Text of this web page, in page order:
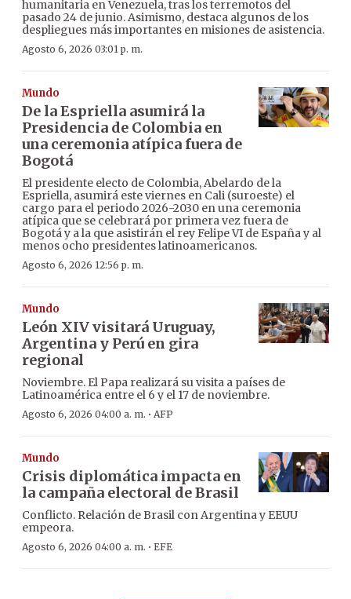
humanitaria en Venezuela, tras los terremotos del
pasado 24 de junio. Asimismo, destaca algunos de los
despliegues más importantes en misiones de asistencia.
Agosto 6, 2026 03:01 p. m.
Mundo
De la Espriella asumirá la
Presidencia de Colombia en
una ceremonia atípica fuera de
Bogotá
El presidente electo de Colombia, Abelardo de la
Espriella, asumirá este viernes en Cali (suroeste) el
cargo para el periodo 2026-2030 en una ceremonia
atípica que se celebrará por primera vez fuera de
Bogotá y a la que asistirán el rey Felipe VI de España y al
menos ocho presidentes latinoamericanos.
Agosto 6, 2026 12:56 p. m.
Mundo
León XIV visitará Uruguay,
Argentina y Perú en gira
regional
Noviembre. El Papa realizará su visita a países de
Latinoamérica entre el 6 y el 17 de noviembre.
Agosto 6, 2026 04:00 a. m. · AFP
Mundo
Crisis diplomática impacta en
la campaña electoral de Brasil
Conflicto. Relación de Brasil con Argentina y EEUU
empeora.
Agosto 6, 2026 04:00 a. m. · EFE